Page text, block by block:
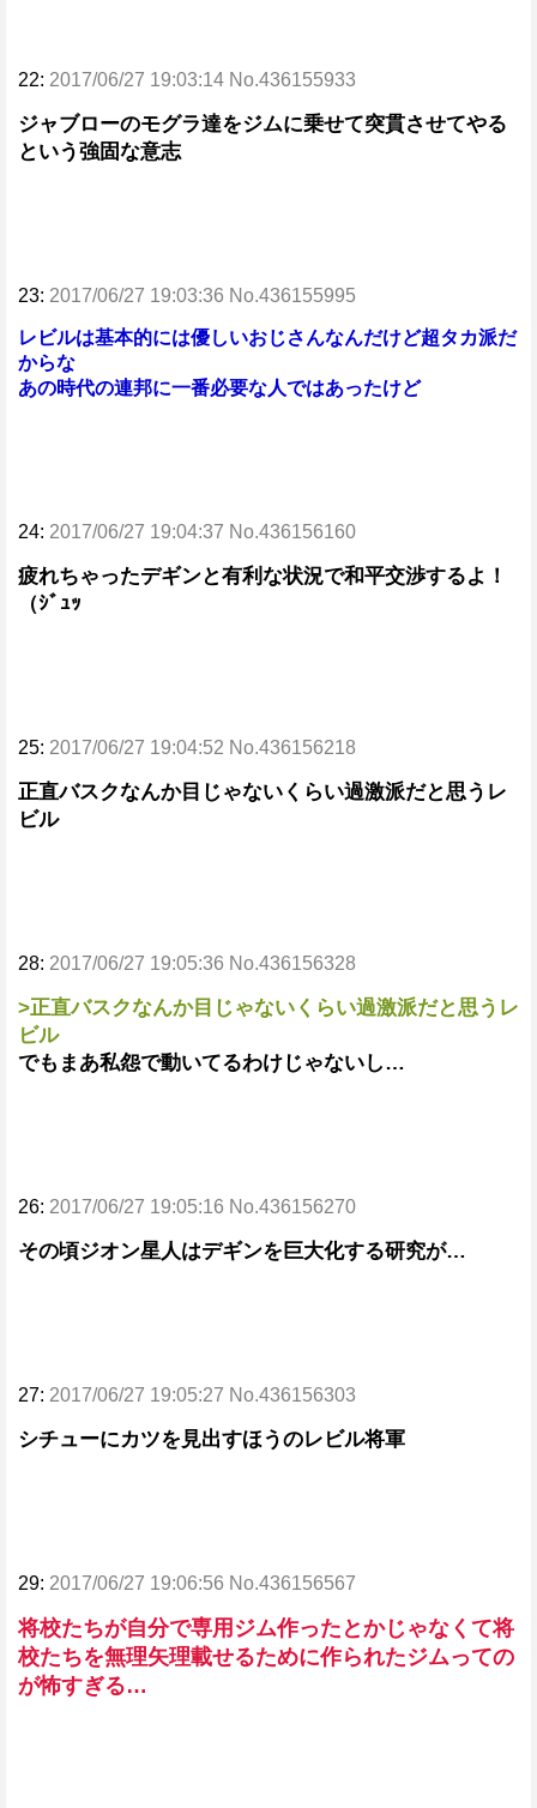
22: 2017/06/27 19:03:14 No.436155933
ジャブローのモグラ達をジムに乗せて突貫させてやる
という強固な意志
23: 2017/06/27 19:03:36 No.436155995
レビルは基本的には優しいおじさんなんだけど超タカ派だ
からな
あの時代の連邦に一番必要な人ではあったけど
24: 2017/06/27 19:04:37 No.436156160
疲れちゃったデギンと有利な状況で和平交渉するよ！
（ｼﾞｭｯ
25: 2017/06/27 19:04:52 No.436156218
正直バスクなんか目じゃないくらい過激派だと思うレ
ビル
28: 2017/06/27 19:05:36 No.436156328
>正直バスクなんか目じゃないくらい過激派だと思うレ
ビル
でもまあ私怨で動いてるわけじゃないし…
26: 2017/06/27 19:05:16 No.436156270
その頃ジオン星人はデギンを巨大化する研究が…
27: 2017/06/27 19:05:27 No.436156303
シチューにカツを見出すほうのレビル将軍
29: 2017/06/27 19:06:56 No.436156567
将校たちが自分で専用ジム作ったとかじゃなくて将
校たちを無理矢理載せるために作られたジムっての
が怖すぎる…